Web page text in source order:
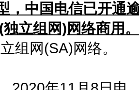
，中国电信已开通
独立组网)网络商用。
组网(SA)网络。